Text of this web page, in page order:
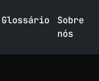
Glossário
Sobre
nós